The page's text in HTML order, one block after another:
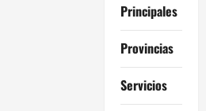
Principales
Provincias
Servicios